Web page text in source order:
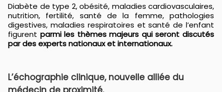
Diabète de type 2, obésité, maladies cardiovasculaires,
nutrition, fertilité, santé de la femme, pathologies
digestives, maladies respiratoires et santé de l’enfant
figurent parmi les thèmes majeurs qui seront discutés
par des experts nationaux et internationaux.
L’échographie clinique, nouvelle alliée du